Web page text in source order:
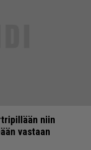
niin
vastaan